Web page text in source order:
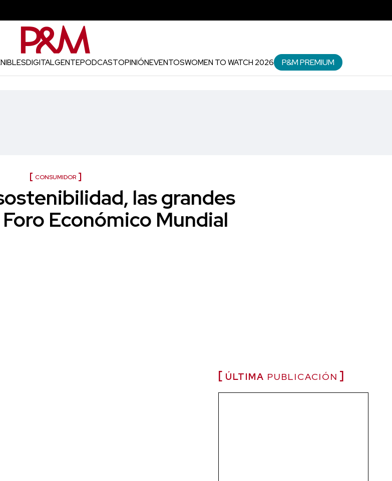
DIGITALGENTEPODCASTOPINIÓNEVENTOSWOMEN TO WATCH 2026 P&M PREMIUM
CONSUMIDOR
las grandes
Económico Mundial
ÚLTIMA PUBLICACIÓN